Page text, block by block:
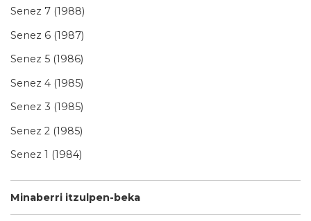
Senez 7 (1988)
Senez 6 (1987)
Senez 5 (1986)
Senez 4 (1985)
Senez 3 (1985)
Senez 2 (1985)
Senez 1 (1984)
Minaberri itzulpen-beka